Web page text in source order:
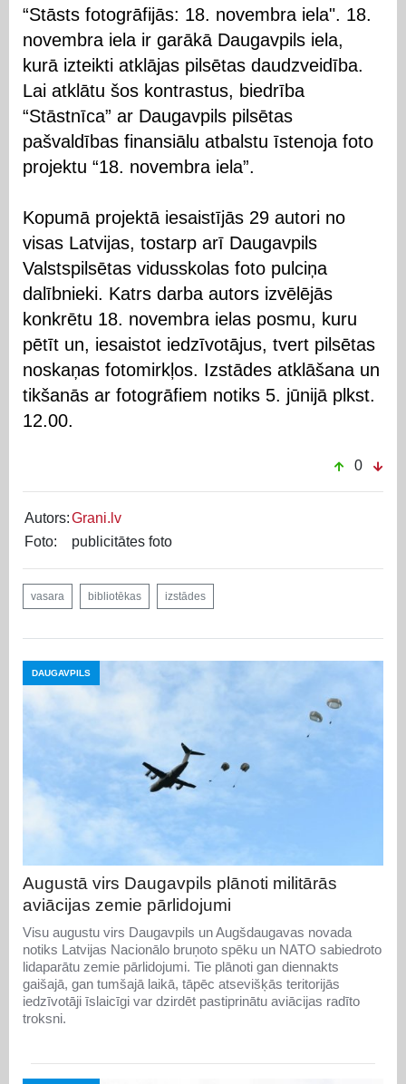
“Stāsts fotogrāfijās: 18. novembra iela". 18.
novembra iela ir garākā Daugavpils iela,
kurā izteikti atklājas pilsētas daudzveidība.
Lai atklātu šos kontrastus, biedrība
“Stāstnīca” ar Daugavpils pilsētas
pašvaldības finansiālu atbalstu īstenoja foto
projektu “18. novembra iela”.
Kopumā projektā iesaistījās 29 autori no
visas Latvijas, tostarp arī Daugavpils
Valstspilsētas vidusskolas foto pulciņa
dalībnieki. Katrs darba autors izvēlējās
konkrētu 18. novembra ielas posmu, kuru
pētīt un, iesaistot iedzīvotājus, tvert pilsētas
noskaņas fotomirkļos. Izstādes atklāšana un
tikšanās ar fotogrāfiem notiks 5. jūnijā plkst.
12.00.
0
Autors:Grani.lv
Foto:
publicitātes foto
vasara bibliotēkas izstādes
DAUGAVPILS
Augustā virs Daugavpils plānoti militārās
aviācijas zemie pārlidojumi
Visu augustu virs Daugavpils un Augšdaugavas novada
notiks Latvijas Nacionālo bruņoto spēku un NATO sabiedroto
lidaparātu zemie pārlidojumi. Tie plānoti gan diennakts
gaišajā, gan tumšajā laikā, tāpēc atsevišķās teritorijās
iedzīvotāji īslaicīgi var dzirdēt pastiprinātu aviācijas radīto
troksni.